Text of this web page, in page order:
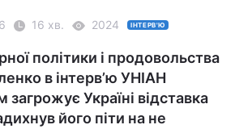
16 хв. 2024 ІНТЕРВ'Ю
політики і продовольства
в інтерв’ю УНІАН
загрожує Україні відставка
його піти на не